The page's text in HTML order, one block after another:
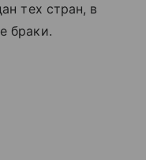
тех стран, в
браки.